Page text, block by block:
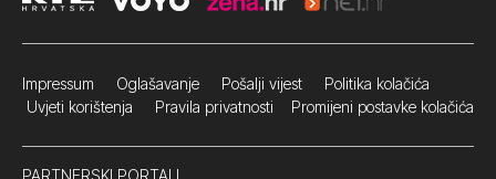
Impressum Oglašavanje Pošalji vijest Politika kolačića
Uvjeti korištenja Pravila privatnosti Promijeni postavke kolačića
PARTNERSKI PORTALI